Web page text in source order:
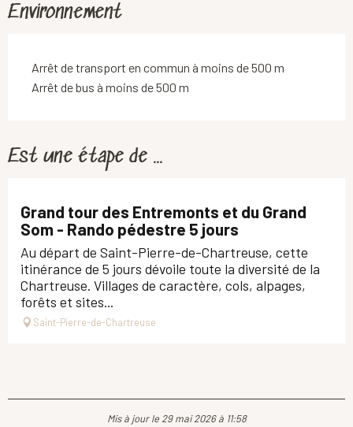
Environnement
Arrêt de transport en commun à moins de 500 m
Arrêt de bus à moins de 500 m
Est une étape de ...
Grand tour des Entremonts et du Grand
Som - Rando pédestre 5 jours
Au départ de Saint-Pierre-de-Chartreuse, cette
itinérance de 5 jours dévoile toute la diversité de la
Chartreuse. Villages de caractère, cols, alpages,
forêts et sites...
Saint-Pierre-de-Chartreuse
Mis à jour le 29 mai 2026 à 11:58